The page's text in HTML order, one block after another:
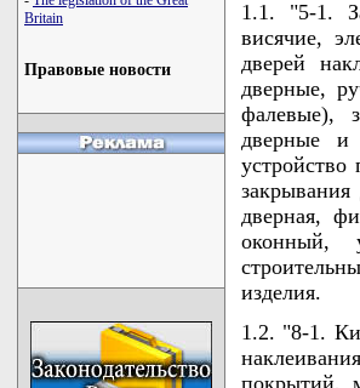
Britain
Правовые новости
1.1. "5-1.
висячие,
дверей
дверные,
фалевые),
дверные и
устройство
дверная,
оконный,
изделия.
1.2. "8-1.
покрытий,